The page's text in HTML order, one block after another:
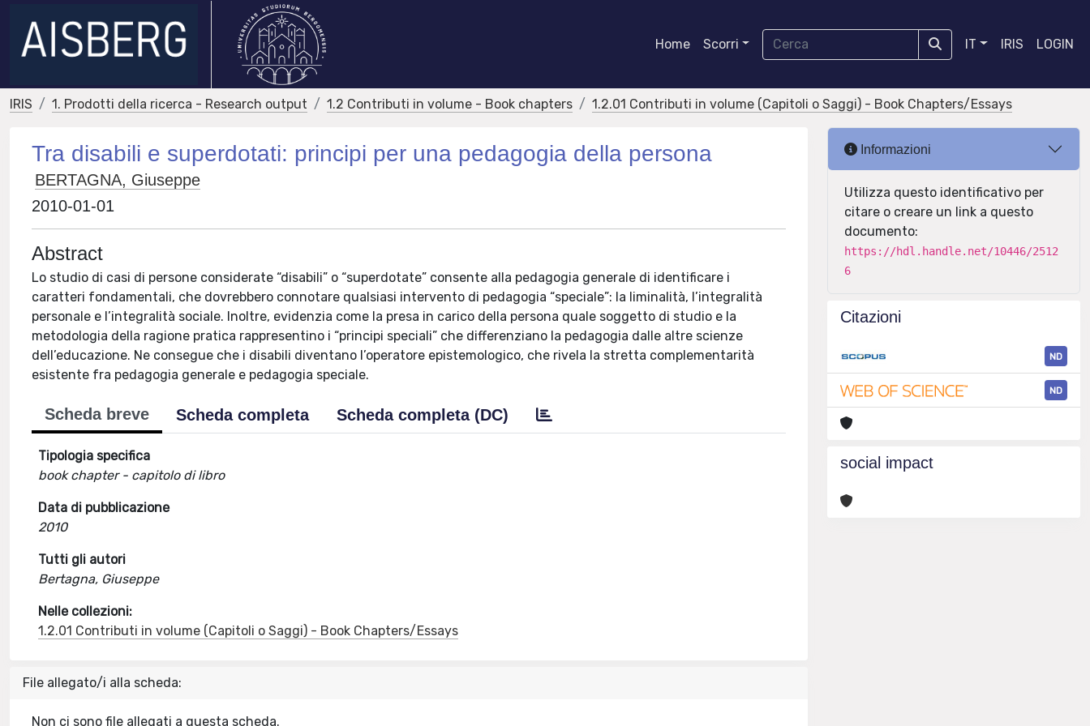
Home Scorri IT IRIS LOGIN
IRIS 1. Prodotti della ricerca - Research output 1.2 Contributi in volume - Book chapters 1.2.01 Contributi in volume (Capitoli o Saggi) - Book Chapters/Essays
Tra disabili e superdotati: principi per una pedagogia della persona
BERTAGNA, Giuseppe
2010-01-01
Abstract
Lo studio di casi di persone considerate “disabili” o “superdotate” consente alla pedagogia generale di identificare i
caratteri fondamentali, che dovrebbero connotare qualsiasi intervento di pedagogia “speciale”: la liminalità, l’integralità
personale e l’integralità sociale. Inoltre, evidenzia come la presa in carico della persona quale soggetto di studio e la
metodologia della ragione pratica rappresentino i “principi speciali” che differenziano la pedagogia dalle altre scienze
dell’educazione. Ne consegue che i disabili diventano l’operatore epistemologico, che rivela la stretta complementarità
esistente fra pedagogia generale e pedagogia speciale.
Scheda breve Scheda completa Scheda completa (DC)
Tipologia specifica
book chapter - capitolo di libro
Data di pubblicazione
2010
Tutti gli autori
Bertagna, Giuseppe
Nelle collezioni:
1.2.01 Contributi in volume (Capitoli o Saggi) - Book Chapters/Essays
File allegato/i alla scheda:
Non ci sono file allegati a questa scheda.
Informazioni
Utilizza questo identificativo per
citare o creare un link a questo
documento:
https://hdl.handle.net/10446/2512
6
Citazioni
ND
ND
social impact